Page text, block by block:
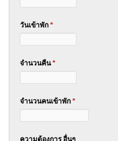
วันเข้าพัก *
จำนวนคืน*
จำนวนคนเข้าพัก *